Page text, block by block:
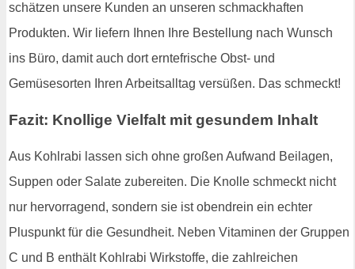
schätzen unsere Kunden an unseren schmackhaften
Produkten. Wir liefern Ihnen Ihre Bestellung nach Wunsch
ins Büro, damit auch dort erntefrische Obst- und
Gemüsesorten Ihren Arbeitsalltag versüßen. Das schmeckt!
Fazit: Knollige Vielfalt mit gesundem Inhalt
Aus Kohlrabi lassen sich ohne großen Aufwand Beilagen,
Suppen oder Salate zubereiten. Die Knolle schmeckt nicht
nur hervorragend, sondern sie ist obendrein ein echter
Pluspunkt für die Gesundheit. Neben Vitaminen der Gruppen
C und B enthält Kohlrabi Wirkstoffe, die zahlreichen